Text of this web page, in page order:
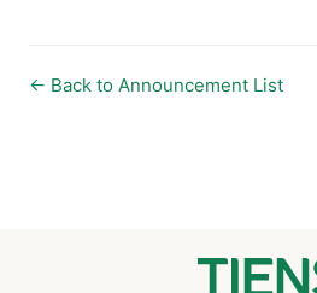
← Back to Announcement List